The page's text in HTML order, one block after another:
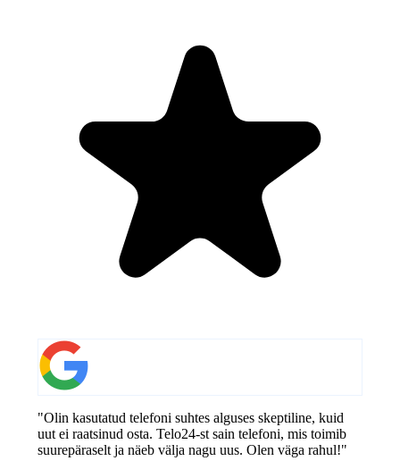
"Olin kasutatud telefoni suhtes alguses skeptiline, kuid
uut ei raatsinud osta. Telo24-st sain telefoni, mis toimib
suurepäraselt ja näeb välja nagu uus. Olen väga rahul!"